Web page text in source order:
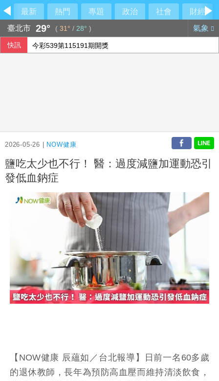
最新 熱門 專題 政治 社會
財經
臺北市 29° ( 31° / 28° ) 氣象
快訊 今彩539第115191期開獎
2026-05-26 | NOW健康
鹽吃太少也不行！ 醫：過度減鹽加運動恐引
發低血鈉症
【NOW健康 辰蘊如／台北報導】日前一名60多歲
的退休教師，長年為預防高血壓而維持清淡飲食，